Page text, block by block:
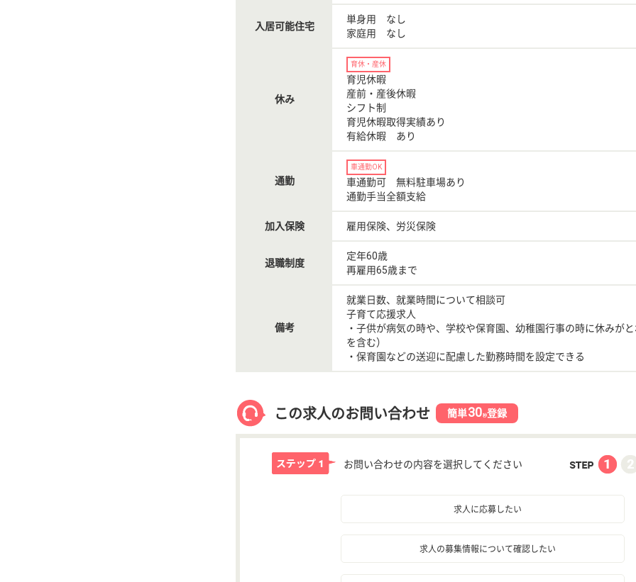
入居可能住宅
単身用 なし
家庭用 なし
休み
育休・産休
育児休暇
産前・産後休暇
シフト制
育児休暇取得実績あり
有給休暇 あり
通勤
車通勤OK
車通勤可 無料駐車場あり
通勤手当全額支給
加入保険 雇用保険、労災保険
退職制度
定年60歳
再雇用65歳まで
備考
就業日数、就業時間について相談可
子育て応援求人
・子供が病気の時や、学校や保育園、幼稚園行事の時に休みが
を含む）
・保育園などの送迎に配慮した勤務時間を設定できる
この求人のお問い合わせ 簡単30秒登録
お問い合わせの内容を選択してください
求人に応募したい
求人の募集情報について確認したい